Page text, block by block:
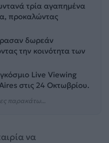
τρία αγαπημένα
προκαλώντας
δωρεάν
την κοινότητα των
Live Viewing
στις 24 Οκτωβρίου.
παρακάτω...
να